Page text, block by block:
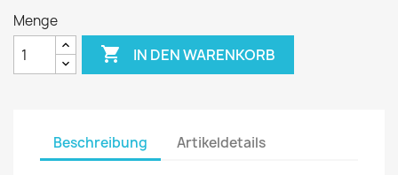
Menge
 IN DEN WARENKORB
Beschreibung Artikeldetails